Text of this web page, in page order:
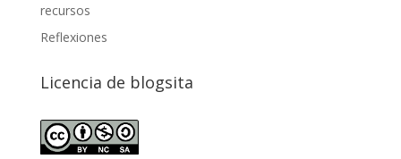
recursos
Reflexiones
Licencia de blogsita